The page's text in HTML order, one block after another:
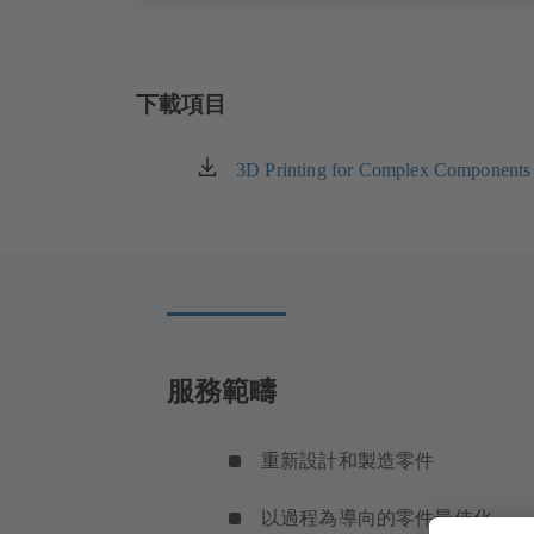
下載項目
3D Printing for Complex
（在
服務範疇
重新設計和製造零件
以過程為導向的零件最佳化